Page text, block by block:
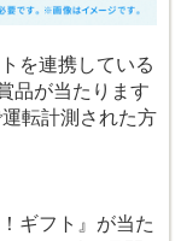
を連携している
品が当たります
転計測された方
ギフト』が当た